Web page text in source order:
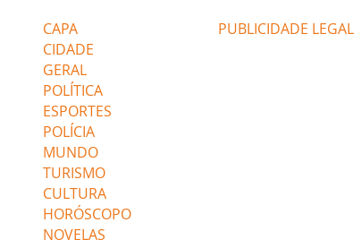
de
termina o relacionamento dos dois.
CAPA
CIDADE
GERAL
POLÍTICA
ESPORTES
POLÍCIA
MUNDO
TURISMO
CULTURA
HORÓSCOPO
NOVELAS
PUBLICIDADE LEGAL